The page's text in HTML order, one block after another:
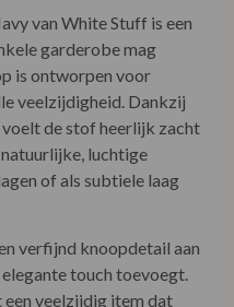
van White Stuff is een
garderobe mag
is ontworpen voor
veelzijdigheid. Dankzij
de stof heerlijk zacht
natuurlijke, luchtige
of als subtiele laag
verfijnd knoopdetail aan
touch toevoegt.
veelzijdig item dat